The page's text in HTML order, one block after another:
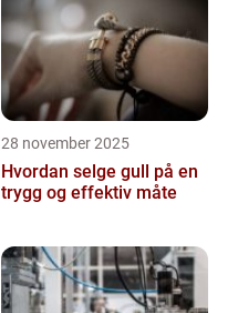
28 november 2025
Hvordan selge gull på en
trygg og effektiv måte